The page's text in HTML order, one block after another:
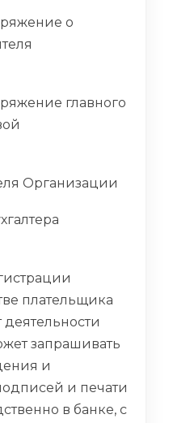
о
главного
Организации
плательщика
запрашивать
и
и печати
в банке, с